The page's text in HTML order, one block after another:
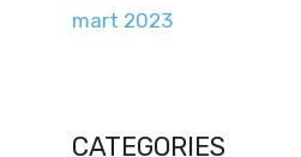
mart 2023
CATEGORIES